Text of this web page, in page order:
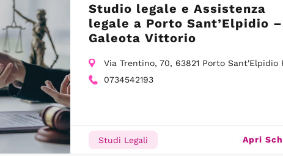
Studio legale e Assistenza
legale a Porto Sant’Elpidio –
Galeota Vittorio
Via Trentino, 70, 63821 Porto Sant'Elpidio
0734542193
Studi Legali Apri